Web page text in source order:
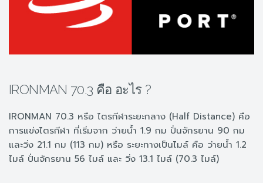
IRONMAN 70.3 คือ อะไร ?
IRONMAN 70.3 หรือ ไตรกีฬาระยะกลาง (Half Distance) คือ
การแข่งไตรกีฬา ที่เริ่มจาก ว่ายน้ำ 1.9 กม ปั่นจักรยาน 90 กม
และวิ่ง 21.1 กม (113 กม) หรือ ระยะทางเป็นไมล์ คือ ว่ายน้ำ 1.2
ไมล์ ปั่นจักรยาน 56 ไมล์ และ วิ่ง 13.1 ไมล์ (70.3 ไมล์)